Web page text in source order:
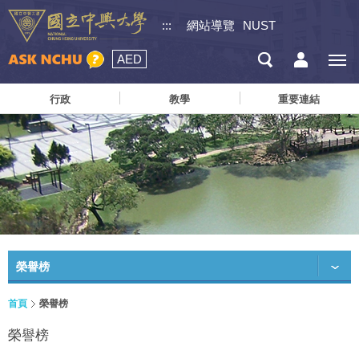
::: 網站導覽 NUST
AED
行政 教學 重要連結
榮譽榜
首頁 榮譽榜
榮譽榜